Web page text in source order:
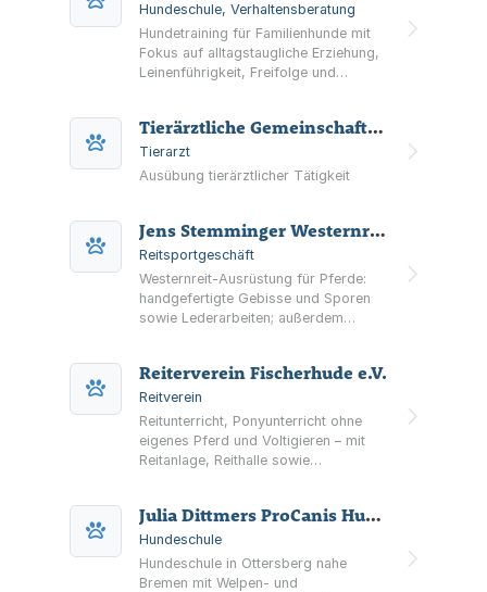
Hundeschule, Verhaltensberatung
Hundetraining für Familienhunde mit
Fokus auf alltagstaugliche Erziehung,
Leinenführigkeit, Freifolge und
Beratung.
Tierärztliche Gemeinschaftspraxis Dres. med. vet. C. Vogt, A. Mertens, C. Christoffers, J. Punsmann & Tierärzte D. Mehnert, F. Mühe und T. Breßer Partnerschaftsgesellschaft mit beschränkter Berufshaft
Tierarzt
Ausübung tierärztlicher Tätigkeit
Jens Stemminger Westernreitequipment JS-Bits
Reitsportgeschäft
Westernreit-Ausrüstung für Pferde:
handgefertigte Gebisse und Sporen
sowie Lederarbeiten; außerdem
Reiterverein Fischerhude e.V.
Reitverein
Reitunterricht, Ponyunterricht ohne
eigenes Pferd und Voltigieren – mit
Reitanlage, Reithalle sowie
e.V.
Julia Dittmers ProCanis Hundeschule & Hundetagesstätte
Hundeschule
Hundeschule in Ottersberg nahe
Bremen mit Welpen- und